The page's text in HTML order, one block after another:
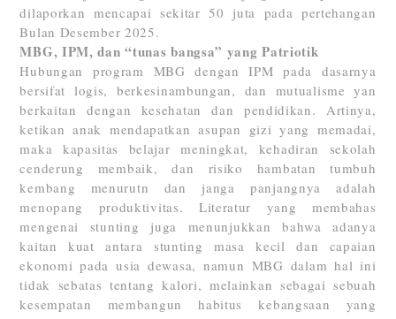
dilaporkan mencapai sekitar 50 juta pada pertehangan
Bulan Desember 2025.
MBG, IPM, dan “tunas bangsa” yang Patriotik
Hubungan program MBG dengan IPM pada dasarnya
bersifat logis, berkesinambungan, dan mutualisme yan
berkaitan dengan kesehatan dan pendidikan. Artinya,
ketikan anak mendapatkan asupan gizi yang memadai,
maka kapasitas belajar meningkat, kehadiran sekolah
cenderung membaik, dan risiko hambatan tumbuh
kembang menurutn dan janga panjangnya adalah
menopang produktivitas. Literatur yang membahas
mengenai stunting juga menunjukkan bahwa adanya
kaitan kuat antara stunting masa kecil dan capaian
ekonomi pada usia dewasa, namun MBG dalam hal ini
tidak sebatas tentang kalori, melainkan sebagai sebuah
kesempatan membangun habitus kebangsaan yang